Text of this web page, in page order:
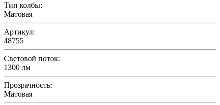
Тип колбы:
Матовая
Артикул:
48755
Световой поток:
1300 лм
Прозрачность:
Матовая